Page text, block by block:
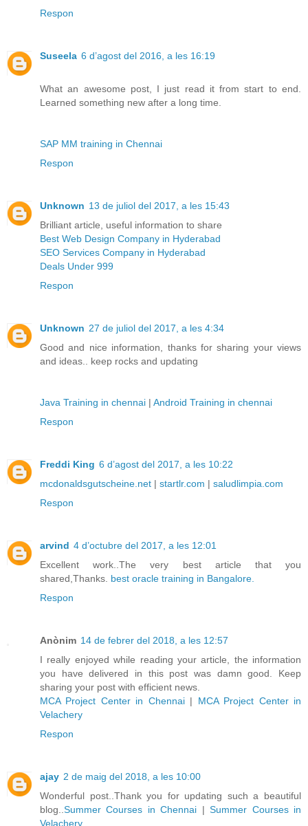
Respon
Suseela 6 d’agost del 2016, a les 16:19
What an awesome post, I just read it from start to end.
Learned something new after a long time.
SAP MM training in Chennai
Respon
Unknown 13 de juliol del 2017, a les 15:43
Brilliant article, useful information to share
Best Web Design Company in Hyderabad
SEO Services Company in Hyderabad
Deals Under 999
Respon
Unknown 27 de juliol del 2017, a les 4:34
Good and nice information, thanks for sharing your views
and ideas.. keep rocks and updating
Java Training in chennai | Android Training in chennai
Respon
Freddi King 6 d’agost del 2017, a les 10:22
mcdonaldsgutscheine.net | startlr.com | saludlimpia.com
Respon
arvind 4 d’octubre del 2017, a les 12:01
Excellent work..The very best article that you
shared,Thanks. best oracle training in Bangalore.
Respon
Anònim 14 de febrer del 2018, a les 12:57
I really enjoyed while reading your article, the information
you have delivered in this post was damn good. Keep
sharing your post with efficient news.
MCA Project Center in Chennai| MCA Project Center in
Velachery
Respon
ajay 2 de maig del 2018, a les 10:00
Wonderful post..Thank you for updating such a beautiful
blog.. Summer Courses in Chennai |Summer Courses in
Velachery